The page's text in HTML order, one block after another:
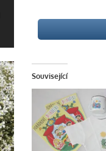
Související